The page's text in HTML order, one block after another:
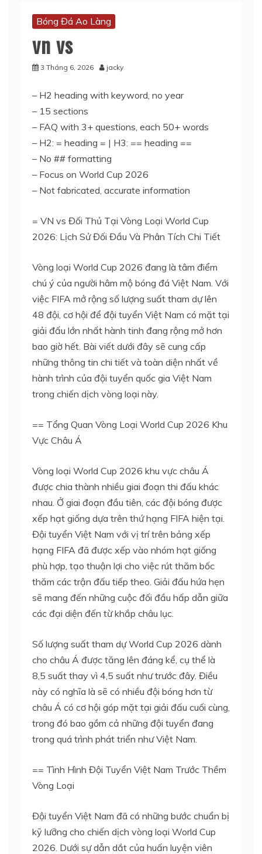
Bóng Đá Ao Làng
vn vs
3 Tháng 6, 2026 jacky
– H2 heading with keyword, no year
– 15 sections
– FAQ with 3+ questions, each 50+ words
– H2: = heading = | H3: == heading ==
– No ## formatting
– Focus on World Cup 2026
– Not fabricated, accurate information
= VN vs Đối Thủ Tại Vòng Loại World Cup
2026: Lịch Sử Đối Đầu Và Phân Tích Chi Tiết
Vòng loại World Cup 2026 đang là tâm điểm
chú ý của người hâm mộ bóng đá Việt Nam. Với
việc FIFA mở rộng số lượng suất tham dự lên
48 đội, cơ hội để đội tuyển Việt Nam có mặt tại
giải đấu lớn nhất hành tinh đang rộng mở hơn
bao giờ hết. Bài viết dưới đây sẽ cung cấp
những thông tin chi tiết và toàn diện nhất về
hành trình của đội tuyển quốc gia Việt Nam
trong chiến dịch vòng loại này.
== Tổng Quan Vòng Loại World Cup 2026 Khu
Vực Châu Á
Vòng loại World Cup 2026 khu vực châu Á
được chia thành nhiều giai đoạn thi đấu khác
nhau. Ở giai đoạn đầu tiên, các đội bóng được
xếp hạt giống dựa trên thứ hạng FIFA hiện tại.
Đội tuyển Việt Nam với vị trí trên bảng xếp
hạng FIFA đã được xếp vào nhóm hạt giống
phù hợp, tạo thuận lợi cho việc rút thăm bốc
thăm các trận đấu tiếp theo. Giải đấu hứa hẹn
sẽ mang đến những cuộc đối đầu hấp dẫn giữa
các đại diện đến từ khắp châu lục.
Số lượng suất tham dự World Cup 2026 dành
cho châu Á được tăng lên đáng kể, cụ thể là
8,5 suất thay vì 4,5 suất như trước đây. Điều
này có nghĩa là sẽ có nhiều đội bóng hơn từ
châu Á có cơ hội góp mặt tại giải đấu cuối cùng,
trong đó bao gồm cả những đội tuyển đang
trong quá trình phát triển như Việt Nam.
== Tình Hình Đội Tuyển Việt Nam Trước Thềm
Vòng Loại
Đội tuyển Việt Nam đã có những bước chuẩn bị
kỹ lưỡng cho chiến dịch vòng loại World Cup
2026. Dưới sự dẫn dắt của huấn luyện viên